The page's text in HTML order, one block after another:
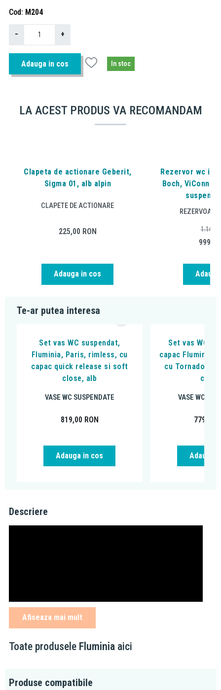
Cod M204
− +
Adauga in cos In stoc
LA ACEST PRODUS VA RECOMANDAM
Clapeta de actionare Geberit,
Sigma 01, alb alpin
CLAPETE DE ACTIONARE
225,00 RON
Adauga in cos
Rezervor wc
Boch,
Te-ar putea interesa
Set vas WC suspendat,
Fluminia, Paris, rimless, cu
capac quick release si soft
close, alb
VASE WC SUSPENDATE
819,00 RON
Adauga in cos
Set vas WC
capac Fluminia,
cu Tornado
cm,
VASE WC
779,00
Adauga
Descriere
Caracteristici:
prindere ascunsa, nu sunt suruburi vizibile si nici capacele de
produsul se fixeaza pe perete
Afiseaza mai mult
Toate produsele Fluminia aici
Produse compatibile